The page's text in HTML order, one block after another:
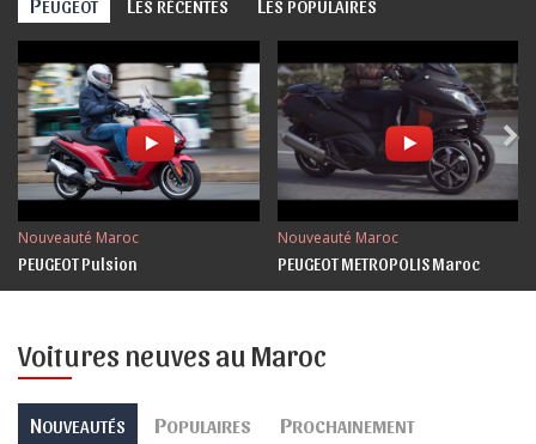
EUGEOT ES RÉCENTES ES POPULAIRES
Nouveauté Maroc
PEUGEOT Pulsion
Nouveauté Maroc
PEUGEOT METROPOLIS Maroc
Voitures neuves au Maroc
NOUVEAUTÉS POPULAIRES PROCHAINEMENT